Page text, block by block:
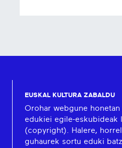
EUSKAL KULTURA ZABALDU
Orohar webgune
edukiei egile-eskubideak
(copyright). Halere,
guhaurek sortu eduki